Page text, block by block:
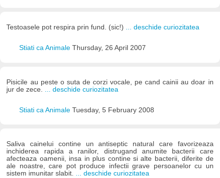
Testoasele pot respira prin fund. (sic!) ... deschide curiozitatea
Stiati ca Animale Thursday, 26 April 2007
Pisicile au peste o suta de corzi vocale, pe cand cainii au doar in
jur de zece.
... deschide curiozitatea
Stiati ca Animale Tuesday, 5 February 2008
Saliva cainelui contine un antiseptic natural care favorizeaza
inchiderea rapida a ranilor, distrugand anumite bacterii care
afecteaza oamenii, insa in plus contine si alte bacterii, diferite de
ale noastre, care pot produce infectii grave persoanelor cu un
sistem imunitar slabit. ... deschide curiozitatea